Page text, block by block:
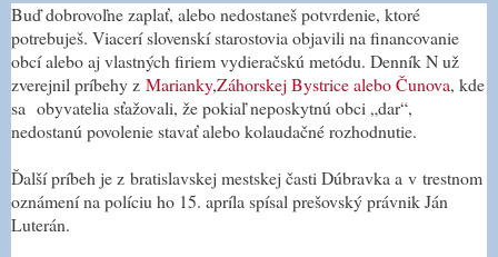
Buď dobrovoľne zaplať, alebo nedostaneš potvrdenie, ktoré
potrebuješ. Viacerí slovenskí starostovia objavili na financovanie
obcí alebo aj vlastných firiem vydieračskú metódu. Denník N už
zverejnil príbehy z Marianky,Záhorskej Bystrice alebo Čunova, kde
sa obyvatelia sťažovali, že pokiaľ neposkytnú obci „dar“,
nedostanú povolenie stavať alebo kolaudačné rozhodnutie.
Ďalší príbeh je z bratislavskej mestskej časti Dúbravka a v trestnom
oznámení na políciu ho 15. apríla spísal prešovský právnik Ján
Luterán.